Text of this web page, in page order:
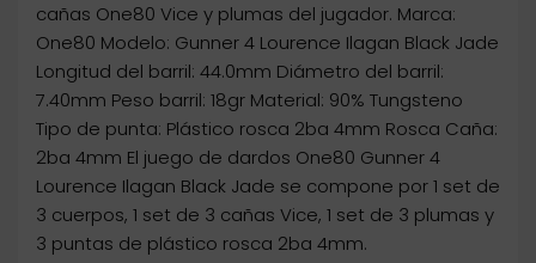
cañas One80 Vice y plumas del jugador. Marca:
One80 Modelo: Gunner 4 Lourence Ilagan Black Jade
Longitud del barril: 44.0mm Diámetro del barril:
7.40mm Peso barril: 18gr Material: 90% Tungsteno
Tipo de punta: Plástico rosca 2ba 4mm Rosca Caña:
2ba 4mm El juego de dardos One80 Gunner 4
Lourence Ilagan Black Jade se compone por 1 set de
3 cuerpos, 1 set de 3 cañas Vice, 1 set de 3 plumas y
3 puntas de plástico rosca 2ba 4mm.